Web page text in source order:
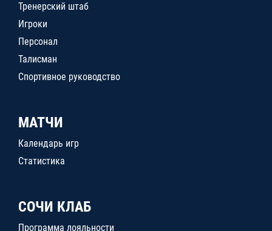
Тренерский штаб
Игроки
Персонал
Талисман
Спортивное руководство
МАТЧИ
Календарь игр
Статистика
СОЧИ КЛАБ
Программа лояльности